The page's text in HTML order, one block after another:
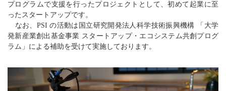
プログラムで支援を行ったプロジェクトとして、初めて起業に至
ったスタートアップです。
なお、 PSIの活動は国立研究開発法人科学技術振興機構 「大学
発新産業創出基金事業 スタートアップ・エコシステム共創プログ
ラム」による補助を受けて実施しております。